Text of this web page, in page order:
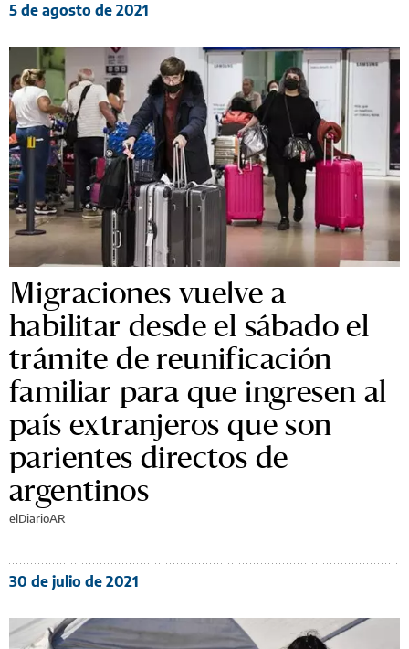
5 de agosto de 2021
Migraciones vuelve a
habilitar desde el sábado el
trámite de reunificación
familiar para que ingresen al
país extranjeros que son
parientes directos de
argentinos
elDiarioAR
30 de julio de 2021